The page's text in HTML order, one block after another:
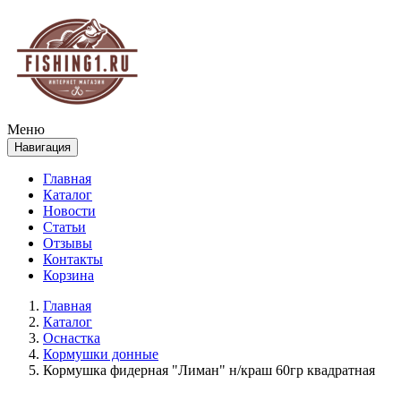
Меню
Навигация
Главная
Каталог
Новости
Статьи
Отзывы
Контакты
Корзина
Главная
Каталог
Оснастка
Кормушки донные
Кормушка фидерная "Лиман" н/краш 60гр квадратная